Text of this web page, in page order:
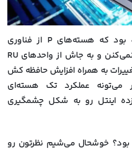
اینتل قبلاً اعلام کرده بود که هسته‌های P از فناوری
هایپرتردینگ استفاده نمی‌کنن و به جاش از واحد‌های RU
به همراه افزایش حافظه کش
می‌تونه عملکرد تک هسته‌ای
اینتل رو به شکل چشمگیری
بود؟ خوشحال می‌شیم نظرتون رو